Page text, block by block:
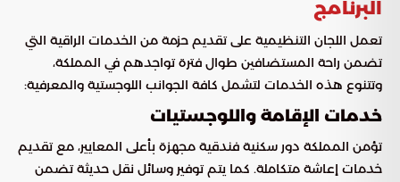
البرنامج
تعمل اللجان التنظيمية على تقديم حزمة من الخدمات الراقية التي
تضمن راحة المستضافين طوال فترة تواجدهم في المملكة،
وتتنوع هذه الخدمات لتشمل كافة الجوانب اللوجستية والمعرفية:
خدمات الإقامة واللوجستيات
تؤمن المملكة دور سكنية فندقية مجهزة بأعلى المعايير، مع تقديم
خدمات إعاشة متكاملة. كما يتم توفير وسائل نقل حديثة تضمن